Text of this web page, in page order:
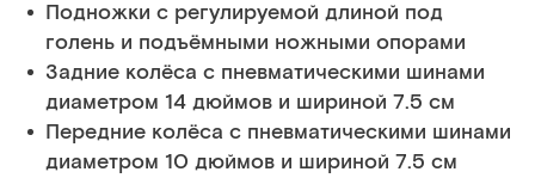
Подножки с регулируемой длиной под
голень и подъёмными ножными опорами
Задние колёса с пневматическими шинами
диаметром 14 дюймов и шириной 7.5 см
Передние колёса с пневматическими шинами
диаметром 10 дюймов и шириной 7.5 см